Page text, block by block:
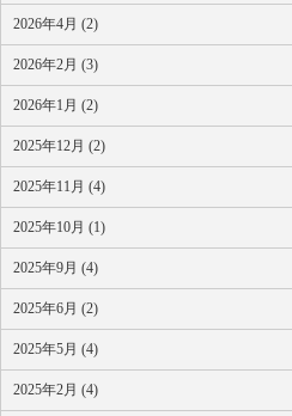
2026年4月 (2)
2026年2月 (3)
2026年1月 (2)
2025年12月 (2)
2025年11月 (4)
2025年10月 (1)
2025年9月 (4)
2025年6月 (2)
2025年5月 (4)
2025年2月 (4)